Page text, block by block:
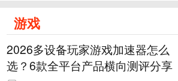
游戏
2026多设备玩家游戏加速器怎么
选？6款全平台产品横向测评分享